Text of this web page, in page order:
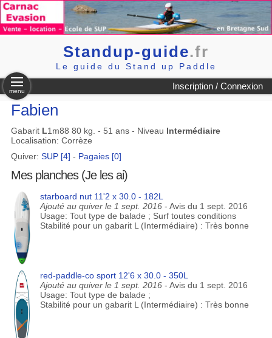
Standup-guide.fr
Le guide du Stand up Paddle
Inscription / Connexion
menu
Fabien
Gabarit L1m88 80 kg. - 51 ans - Niveau Intermédiaire
Localisation: Corrèze
Quiver: SUP [4] - Pagaies [0]
Mes planches (Je les ai)
starboard nut 11'2 x 30.0 - 182L
Ajouté au quiver le 1 sept. 2016 - Avis du 1 sept. 2016
Usage: Tout type de balade ; Surf toutes conditions
Stabilité pour un gabarit L (Intermédiaire) : Très bonne
red-paddle-co sport 12'6 x 30.0 - 350L
Ajouté au quiver le 1 sept. 2016 - Avis du 1 sept. 2016
Usage: Tout type de balade ;
Stabilité pour un gabarit L (Intermédiaire) : Très bonne